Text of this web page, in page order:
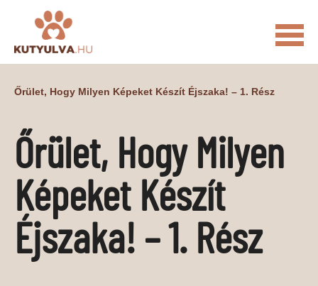
KUTYULVA – HÍREK
CUKI ÉLETKÉPEK NÖVÉNYEK
ÁLLATI
ÁLLATI ELEDELEK ÁLLATI FELSZERELÉSEK
Őrület, Hogy Milyen Képeket Készít Éjszaka! – 1. Rész
Őrület, Hogy Milyen
Képeket Készít
Éjszaka! – 1. Rész